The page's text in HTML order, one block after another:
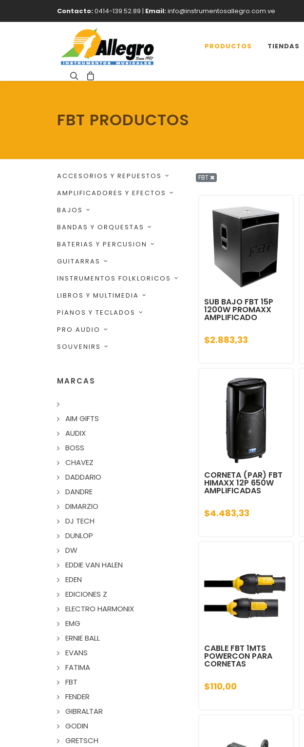
Contacto:0414-139.52.89 | Email:info@instrumentosallegro.com.ve
PRODUCTOS TIENDAS
FBT PRODUCTOS
ACCESORIOS Y REPUESTOS
AMPLIFICADORES Y EFECTOS
BAJOS
BANDAS Y ORQUESTAS
BATERIAS Y PERCUSION
GUITARRAS
INSTRUMENTOS FOLKLORICOS
LIBROS Y MULTIMEDIA
PIANOS Y TECLADOS
PRO AUDIO
SOUVENIRS
MARCAS
AIM GIFTS
AUDIX
BOSS
CHAVEZ
DADDARIO
DANDRE
DIMARZIO
DJ TECH
DUNLOP
DW
EDDIE VAN HALEN
EDEN
EDICIONES Z
ELECTRO HARMONIX
EMG
ERNIE BALL
EVANS
FATIMA
FBT
FENDER
GIBRALTAR
GODIN
GRETSCH
FBT
SUB BAJO FBT 15P
1200W PROMAXX
AMPLIFICADO
$2.883,33
CORNETA (PAR) FBT
HIMAXX 12P 650W
AMPLIFICADAS
$4.483,33
CABLE FBT 1MTS
POWERCON PARA
CORNETAS
$110,00